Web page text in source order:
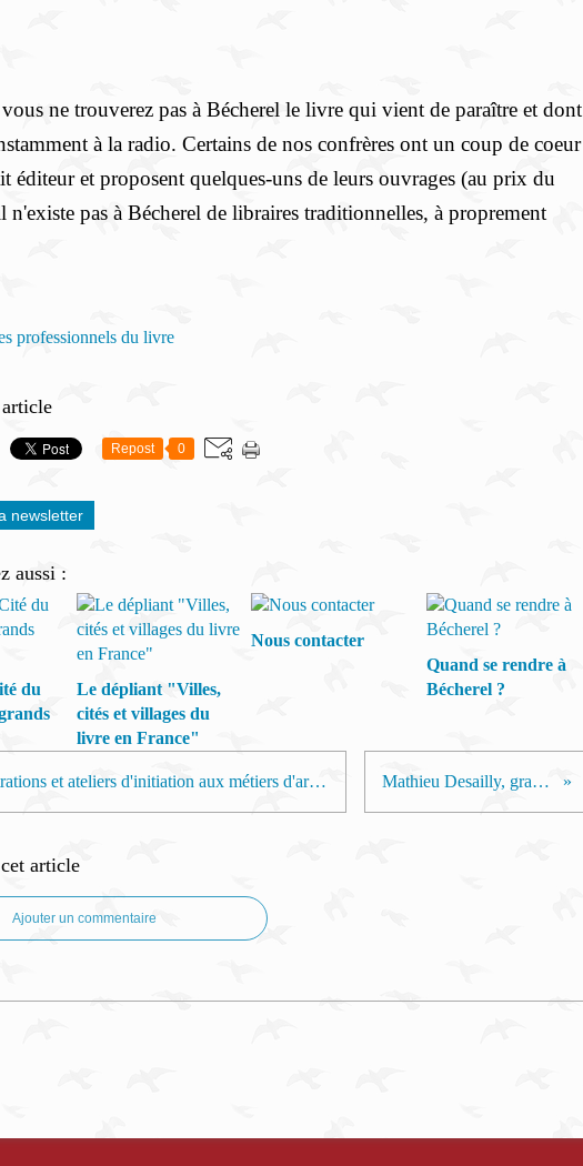
ne trouverez pas à Bécherel le livre qui vient de paraître et dont
à la radio. Certains de nos confrères ont un coup de coeur
éditeur et proposent quelques-uns de leurs ouvrages (au prix du
n'existe pas à Bécherel de libraires traditionnelles, à proprement
professionnels du livre
Repost 0
newsletter
aussi :
du
Le dépliant "Villes,
cités et villages du
livre en France"
Nous contacter
Quand se rendre à
Bécherel ?
Démonstrations et ateliers d'initiation aux métiers d'art du livre Mathieu Desailly, graphiste
article
Ajouter un commentaire